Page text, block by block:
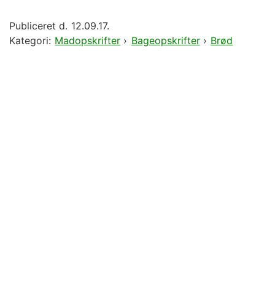
Publiceret d. 12.09.17.
Kategori: Madopskrifter › Bageopskrifter› Brød